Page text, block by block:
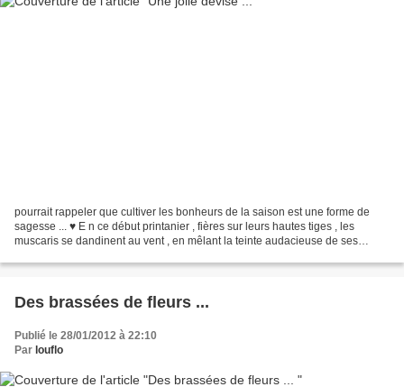
pourrait rappeler que cultiver les bonheurs de la saison est une forme de
sagesse ... ♥ E n ce début printanier , fières sur leurs hautes tiges , les
muscaris se dandinent au vent , en mêlant la teinte audacieuse de ses
Des brassées de fleurs ...
Publié le 28/01/2012 à 22:10
Par louflo